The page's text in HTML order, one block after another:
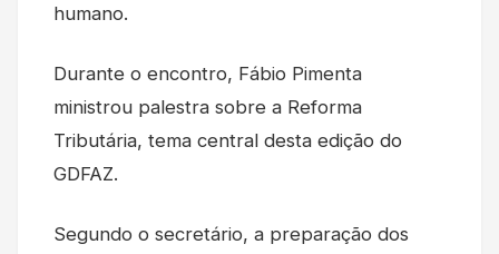
humano.
Durante o encontro, Fábio Pimenta
ministrou palestra sobre a Reforma
Tributária, tema central desta edição do
GDFAZ.
Segundo o secretário, a preparação dos